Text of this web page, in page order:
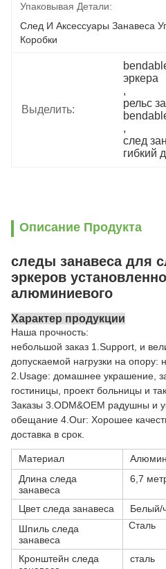
Упаковывая Детали:
След И Аксессуары Занавеса
Коробки
Выделить:
эркера
,
рельс
,
след
гибкий
Описание Продукта
следы занавеса для
эркеров
алюминиевого
Характер продукции
Наша прочность:
небольшой заказ 1.Support, и
допускаемой нагрузки на опору:
2.Usage: домашнее украшение,
гостиницы, проект больницы и
Заказы 3.ODM&OEM радушны и
обещание 4.Our: Хорошее
доставка в срок.
Материал
Длина следа
занавеса
6,7
Цвет следа занавеса
Белый/
Шпиль следа
занавеса
Сталь
Кронштейн следа
сталь